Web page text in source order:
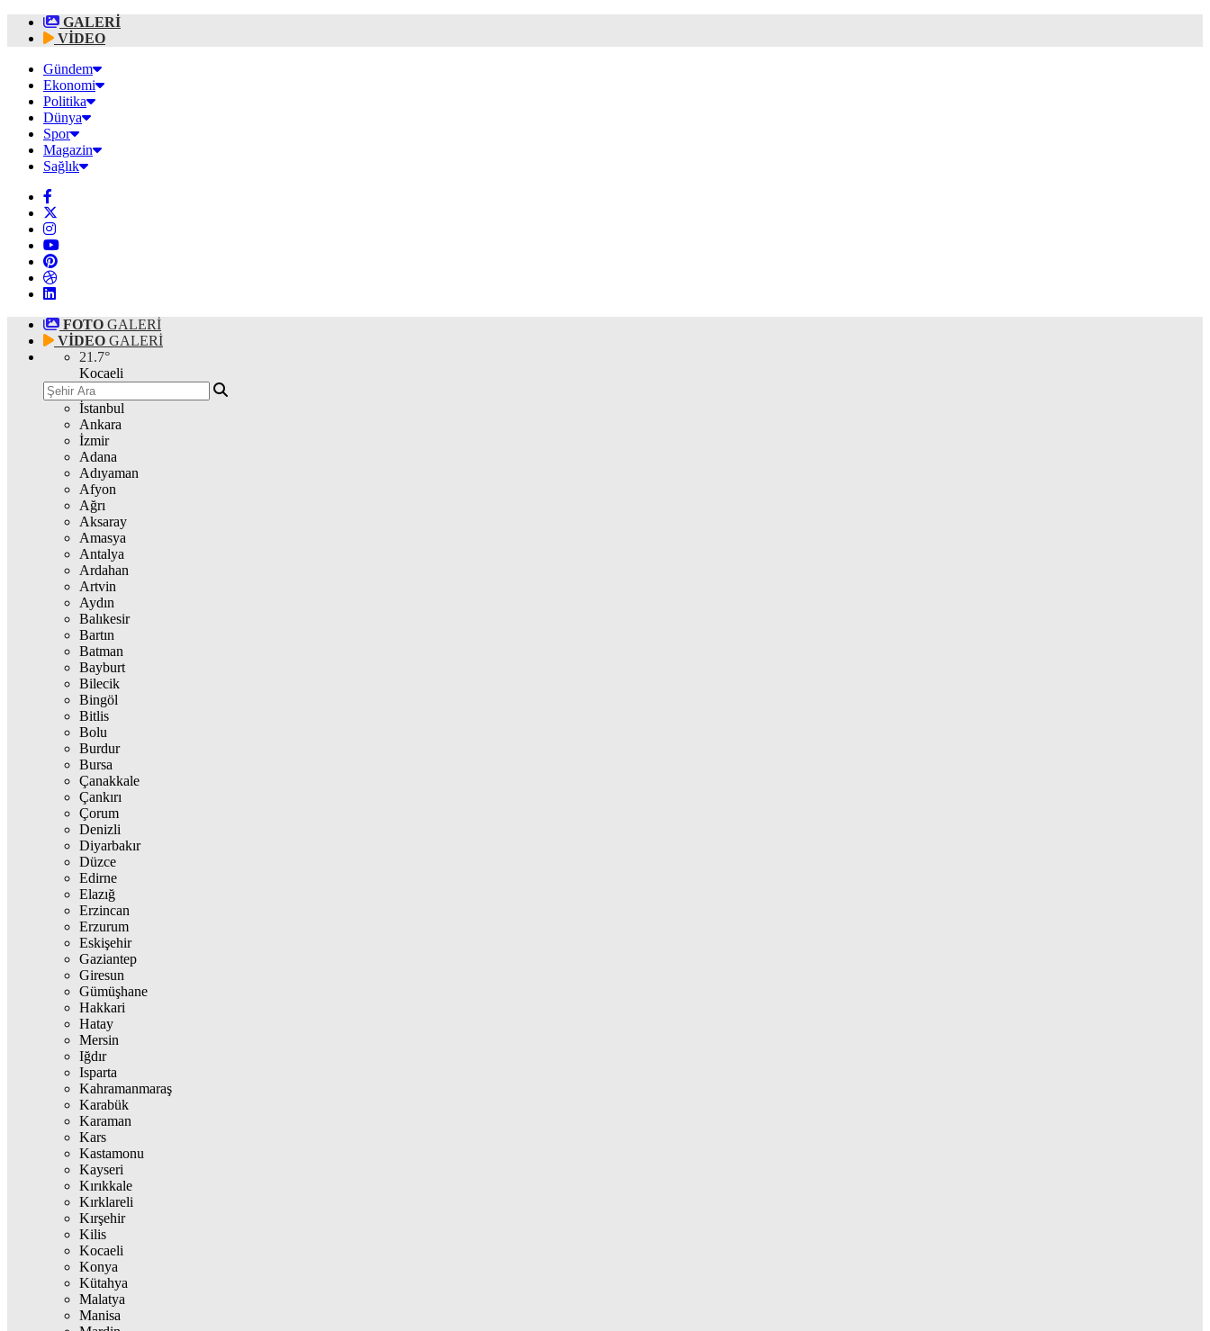
GALERİ
VİDEO
Gündem
Ekonomi
Politika
Dünya
Spor
Magazin
Sağlık
FOTO GALERİ
VİDEO GALERİ
21.7°
Kocaeli
İstanbul
Ankara
İzmir
Adana
Adıyaman
Afyon
Ağrı
Aksaray
Amasya
Antalya
Ardahan
Artvin
Aydın
Balıkesir
Bartın
Batman
Bayburt
Bilecik
Bingöl
Bitlis
Bolu
Burdur
Bursa
Çanakkale
Çankırı
Çorum
Denizli
Diyarbakır
Düzce
Edirne
Elazığ
Erzincan
Erzurum
Eskişehir
Gaziantep
Giresun
Gümüşhane
Hakkari
Hatay
Mersin
Iğdır
Isparta
Kahramanmaraş
Karabük
Karaman
Kars
Kastamonu
Kayseri
Kırıkkale
Kırklareli
Kırşehir
Kilis
Kocaeli
Konya
Kütahya
Malatya
Manisa